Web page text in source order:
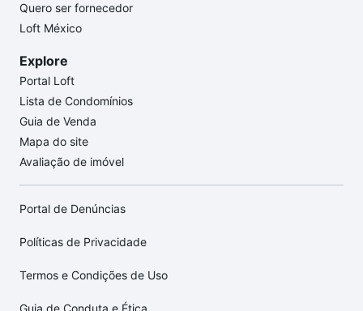
Quero ser fornecedor
Loft México
Explore
Portal Loft
Lista de Condomínios
Guia de Venda
Mapa do site
Avaliação de imóvel
Portal de Denúncias
Políticas de Privacidade
Termos e Condições de Uso